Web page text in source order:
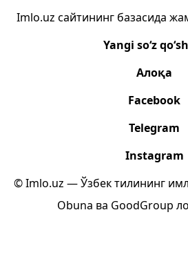
Imlo.uz сайтининг базасида
Yangi so‘z
Алоқа
Facebook
Telegram
Instagram
© Imlo.uz — Ўзбек тилининг
Obuna ва GoodGroup